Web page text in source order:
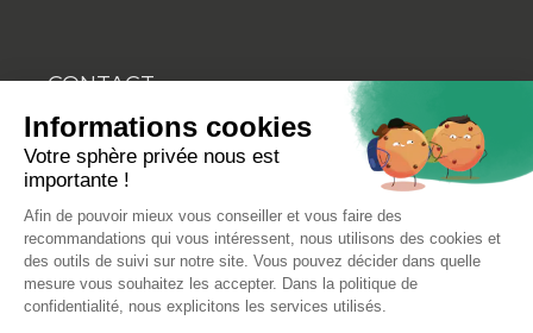
CONTACT
BLOG
YOUTUBE
Informations cookies
Votre sphère privée nous est
importante !
Afin de pouvoir mieux vous conseiller et vous faire des
recommandations qui vous intéressent, nous utilisons des cookies et
des outils de suivi sur notre site. Vous pouvez décider dans quelle
mesure vous souhaitez les accepter. Dans la politique de
confidentialité, nous explicitons les services utilisés.